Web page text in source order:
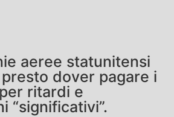
aeree statunitensi
dover pagare i
ritardi e
“significativi”.